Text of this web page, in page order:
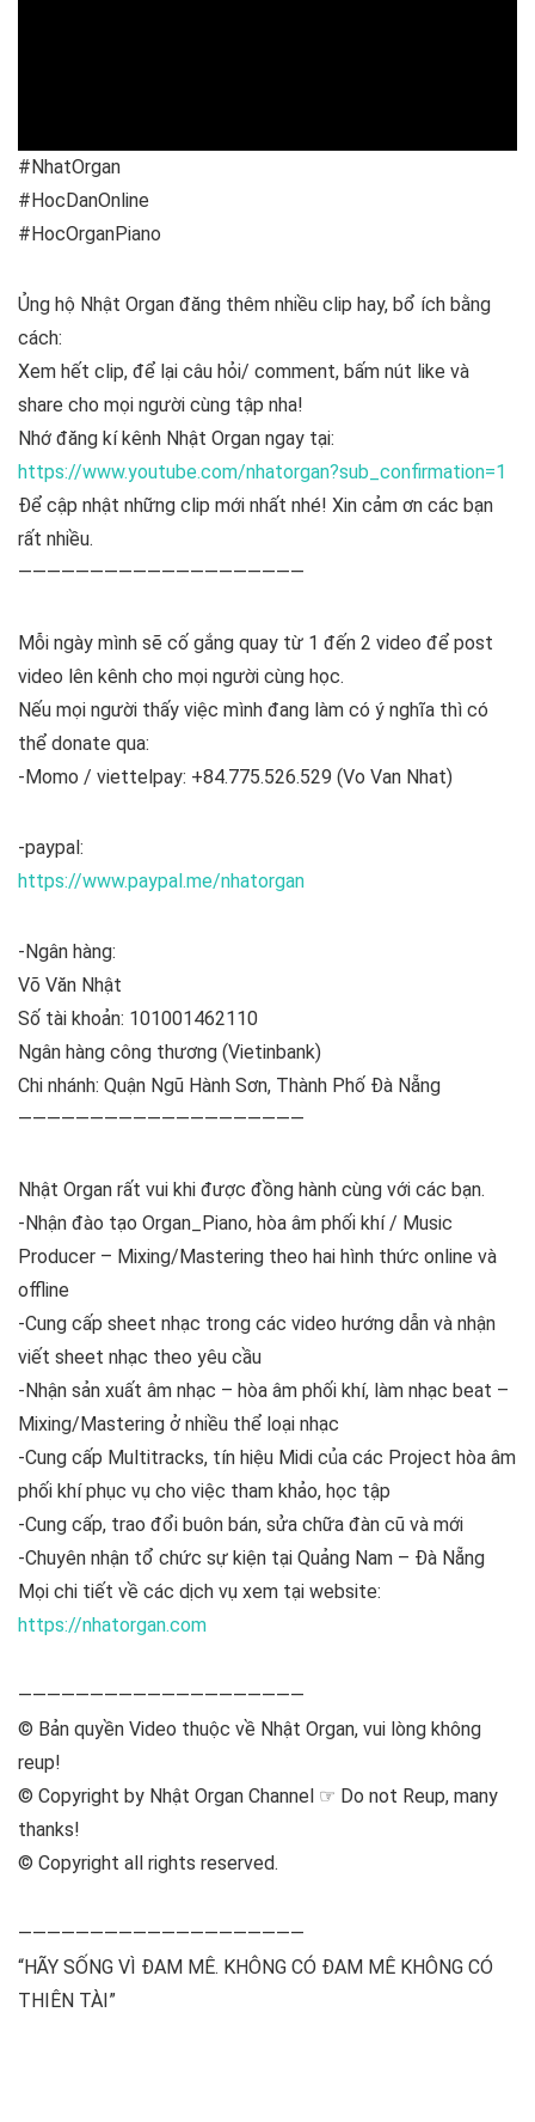
#NhatOrgan
#HocDanOnline
#HocOrganPiano
Ủng hộ Nhật Organ đăng thêm nhiều clip hay, bổ ích bằng
cách:
Xem hết clip, để lại câu hỏi/ comment, bấm nút like và
share cho mọi người cùng tập nha!
Nhớ đăng kí kênh Nhật Organ ngay tại:
https://www.youtube.com/nhatorgan?sub_confirmation=1
Để cập nhật những clip mới nhất nhé! Xin cảm ơn các bạn
rất nhiều.
————————————————————
Mỗi ngày mình sẽ cố gắng quay từ 1 đến 2 video để post
video lên kênh cho mọi người cùng học.
Nếu mọi người thấy việc mình đang làm có ý nghĩa thì có
thể donate qua:
-Momo / viettelpay: +84.775.526.529 (Vo Van Nhat)
-paypal:
https://www.paypal.me/nhatorgan
-Ngân hàng:
Võ Văn Nhật
Số tài khoản: 101001462110
Ngân hàng công thương (Vietinbank)
Chi nhánh: Quận Ngũ Hành Sơn, Thành Phố Đà Nẵng
————————————————————
Nhật Organ rất vui khi được đồng hành cùng với các bạn.
-Nhận đào tạo Organ_Piano, hòa âm phối khí / Music
Producer – Mixing/Mastering theo hai hình thức online và
offline
-Cung cấp sheet nhạc trong các video hướng dẫn và nhận
viết sheet nhạc theo yêu cầu
-Nhận sản xuất âm nhạc – hòa âm phối khí, làm nhạc beat –
Mixing/Mastering ở nhiều thể loại nhạc
-Cung cấp Multitracks, tín hiệu Midi của các Project hòa âm
phối khí phục vụ cho việc tham khảo, học tập
-Cung cấp, trao đổi buôn bán, sửa chữa đàn cũ và mới
-Chuyên nhận tổ chức sự kiện tại Quảng Nam – Đà Nẵng
Mọi chi tiết về các dịch vụ xem tại website:
https://nhatorgan.com
————————————————————
© Bản quyền Video thuộc về Nhật Organ, vui lòng không
reup!
© Copyright by Nhật Organ Channel ☞ Do not Reup, many
thanks!
© Copyright all rights reserved.
————————————————————
“HÃY SỐNG VÌ ĐAM MÊ. KHÔNG CÓ ĐAM MÊ KHÔNG CÓ
THIÊN TÀI”